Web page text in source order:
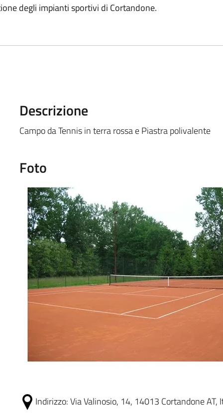
degli impianti sportivi di Cortandone.
Descrizione
Campo da Tennis in terra rossa e Piastra polivalente
Foto
Indirizzo:Via Valinosio, 14, 14013 Cortandone AT,